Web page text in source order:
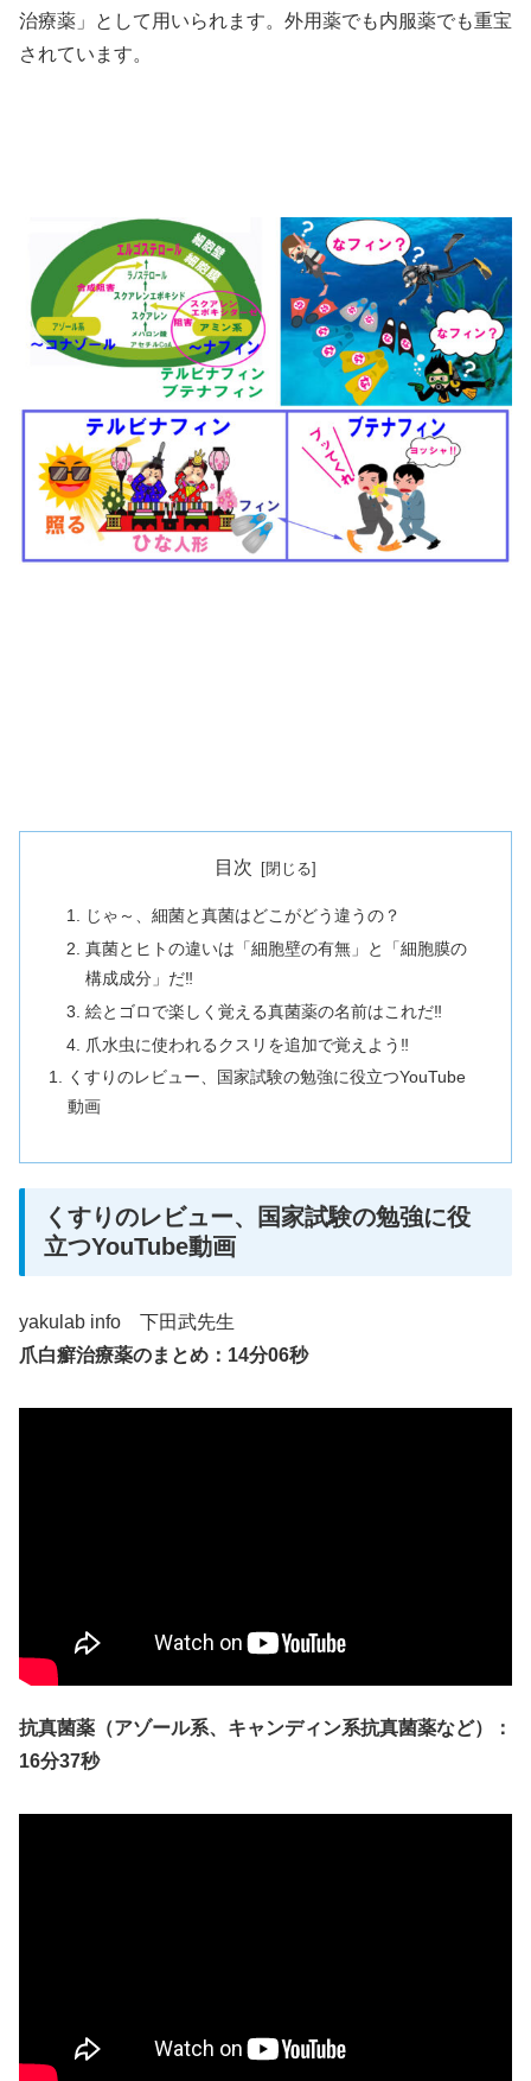
治療薬」として用いられます。外用薬でも内服薬でも重宝
されています。
目次
じゃ～、細菌と真菌はどこがどう違うの？
真菌とヒトの違いは「細胞壁の有無」と「細胞膜の
構成成分」だ‼
絵とゴロで楽しく覚える真菌薬の名前はこれだ‼
爪水虫に使われるクスリを追加で覚えよう‼
くすりのレビュー、国家試験の勉強に役立つYouTube
動画
くすりのレビュー、国家試験の勉強に役
立つYouTube動画
yakulab info 下田武先生
爪白癬治療薬のまとめ：14分06秒
抗真菌薬（アゾール系、キャンディン系抗真菌薬など）：
16分37秒